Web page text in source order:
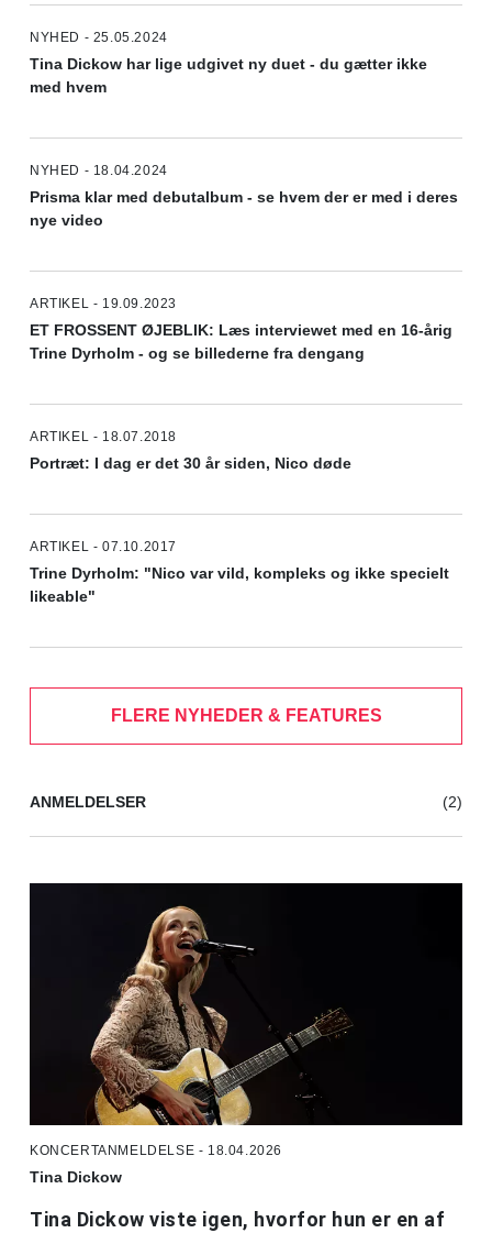
NYHED - 25.05.2024
Tina Dickow har lige udgivet ny duet - du gætter ikke
med hvem
NYHED - 18.04.2024
Prisma klar med debutalbum - se hvem der er med i deres
nye video
ARTIKEL - 19.09.2023
ET FROSSENT ØJEBLIK: Læs interviewet med en 16-årig
Trine Dyrholm - og se billederne fra dengang
ARTIKEL - 18.07.2018
Portræt: I dag er det 30 år siden, Nico døde
ARTIKEL - 07.10.2017
Trine Dyrholm: "Nico var vild, kompleks og ikke specielt
likeable"
FLERE NYHEDER & FEATURES
ANMELDELSER (2)
KONCERTANMELDELSE - 18.04.2026
Tina Dickow
Tina Dickow viste igen, hvorfor hun er en af